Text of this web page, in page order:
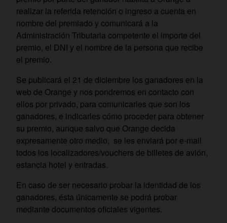
realizar la referida retención o ingreso a cuenta en
nombre del premiado y comunicará a la
Administración Tributaria competente el importe del
premio, el DNI y el nombre de la persona que recibe
el premio.
Se publicará el 21 de diciembre los ganadores en la
web de Orange y nos pondremos en contacto con
ellos por privado, para comunicarles que son los
ganadores, e indicarles cómo proceder para obtener
su premio, aunque salvo que Orange decida
expresamente otro medio, se les enviará por e-mail
todos los localizadores/vouchers de billetes de avión,
estancia hotel y entradas.
En caso de ser necesario probar la identidad de los
ganadores, ésta únicamente se podrá probar
mediante documentos oficiales vigentes.